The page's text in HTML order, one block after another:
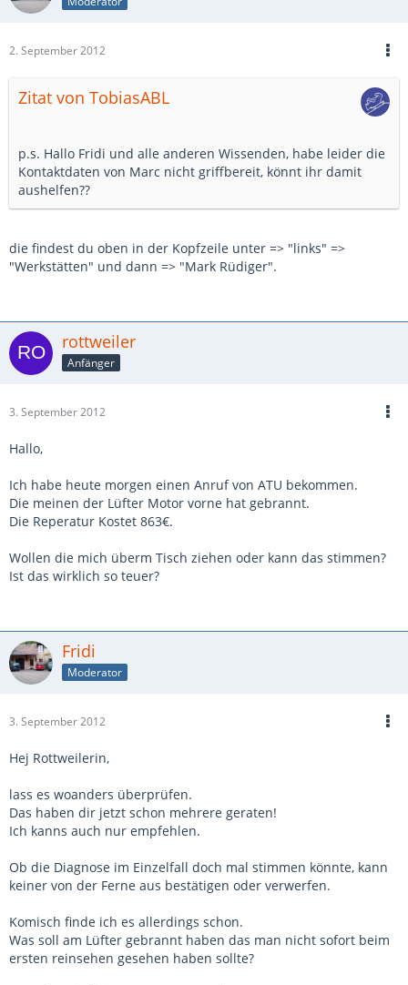
2. September 2012
Zitat von TobiasABL
p.s. Hallo Fridi und alle anderen Wissenden, habe leider die
Kontaktdaten von Marc nicht griffbereit, könnt ihr damit
aushelfen??
die findest du oben in der Kopfzeile unter => "links" =>
"Werkstätten" und dann => "Mark Rüdiger".
rottweiler
Anfänger
3. September 2012
Hallo,
Ich habe heute morgen einen Anruf von ATU bekommen.
Die meinen der Lüfter Motor vorne hat gebrannt.
Die Reperatur Kostet 863€.
Wollen die mich überm Tisch ziehen oder kann das stimmen?
Ist das wirklich so teuer?
Fridi
Moderator
3. September 2012
Hej Rottweilerin,
lass es woanders überprüfen.
Das haben dir jetzt schon mehrere geraten!
Ich kanns auch nur empfehlen.
Ob die Diagnose im Einzelfall doch mal stimmen könnte, kann
keiner von der Ferne aus bestätigen oder verwerfen.
Komisch finde ich es allerdings schon.
Was soll am Lüfter gebrannt haben das man nicht sofort beim
ersten reinsehen gesehen haben sollte?